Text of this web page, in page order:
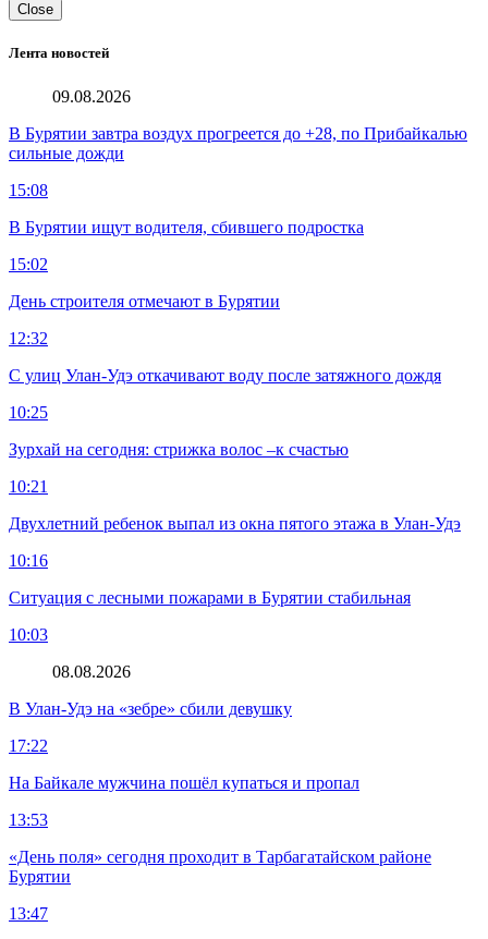
Close
Лента новостей
09.08.2026
В Бурятии завтра воздух прогреется до +28, по Прибайкалью
сильные дожди
15:08
В Бурятии ищут водителя, сбившего подростка
15:02
День строителя отмечают в Бурятии
12:32
С улиц Улан-Удэ откачивают воду после затяжного дождя
10:25
Зурхай на сегодня: стрижка волос –к счастью
10:21
Двухлетний ребенок выпал из окна пятого этажа в Улан-Удэ
10:16
Ситуация с лесными пожарами в Бурятии стабильная
10:03
08.08.2026
В Улан-Удэ на «зебре» сбили девушку
17:22
На Байкале мужчина пошёл купаться и пропал
13:53
«День поля» сегодня проходит в Тарбагатайском районе
Бурятии
13:47